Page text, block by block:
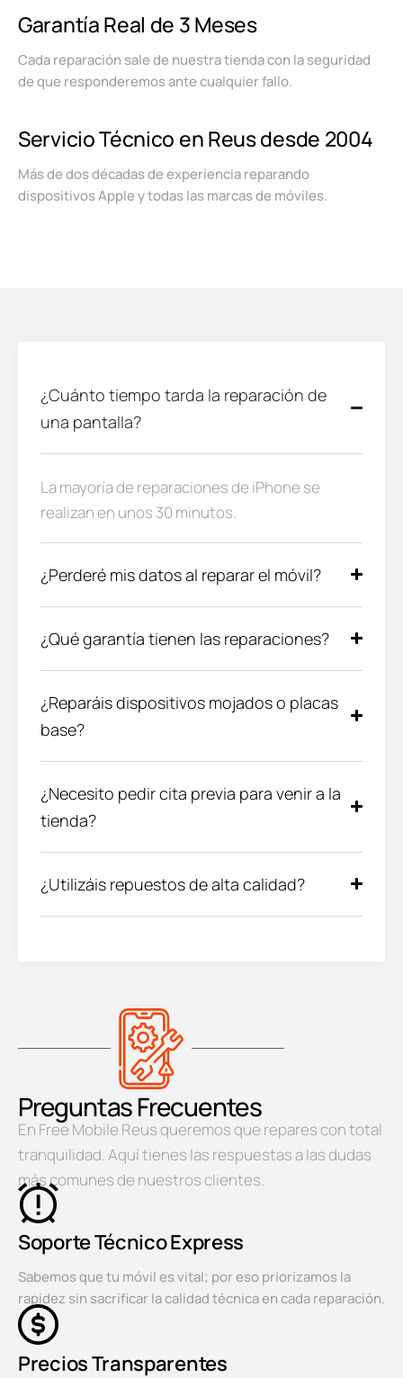
Garantía Real de 3 Meses
Cada reparación sale de nuestra tienda con la seguridad
de que responderemos ante cualquier fallo.
Servicio Técnico en Reus desde 2004
Más de dos décadas de experiencia reparando
dispositivos Apple y todas las marcas de móviles.
¿Cuánto tiempo tarda la reparación de
una pantalla?
La mayoría de reparaciones de iPhone se
realizan en unos 30 minutos.
¿Perderé mis datos al reparar el móvil?
¿Qué garantía tienen las reparaciones?
¿Reparáis dispositivos mojados o placas
base?
¿Necesito pedir cita previa para venir a la
tienda?
¿Utilizáis repuestos de alta calidad?
Preguntas Frecuentes
En Free Mobile Reus queremos que repares con total
tranquilidad. Aquí tienes las respuestas a las dudas
más comunes de nuestros clientes.
Soporte Técnico Express
Sabemos que tu móvil es vital; por eso priorizamos la
rapidez sin sacrificar la calidad técnica en cada reparación.
Precios Transparentes